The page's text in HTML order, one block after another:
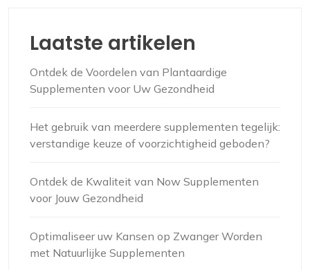
Laatste artikelen
Ontdek de Voordelen van Plantaardige
Supplementen voor Uw Gezondheid
Het gebruik van meerdere supplementen tegelijk:
verstandige keuze of voorzichtigheid geboden?
Ontdek de Kwaliteit van Now Supplementen
voor Jouw Gezondheid
Optimaliseer uw Kansen op Zwanger Worden
met Natuurlijke Supplementen